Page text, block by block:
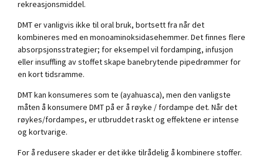
rekreasjonsmiddel.
DMT er vanligvis ikke til oral bruk, bortsett fra når det
kombineres med en monoaminoksidasehemmer. Det finnes flere
absorpsjonsstrategier; for eksempel vil fordamping, infusjon
eller insuffling av stoffet skape banebrytende pipedrømmer for
en kort tidsramme.
DMT kan konsumeres som te (ayahuasca), men den vanligste
måten å konsumere DMT på er å røyke / fordampe det. Når det
røykes/fordampes, er utbruddet raskt og effektene er intense
og kortvarige.
For å redusere skader er det ikke tilrådelig å kombinere stoffer.